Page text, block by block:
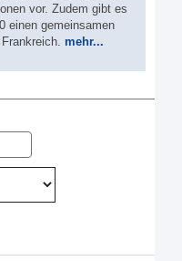
vor. Zudem gibt es
einen gemeinsamen
mehr...